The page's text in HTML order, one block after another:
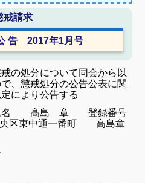
戒請求
告 2017年1月号
の処分について同会から以
、懲戒処分の公告公表に関
により公告する
名 髙島 章 登録番号
区東中通一番町高島章